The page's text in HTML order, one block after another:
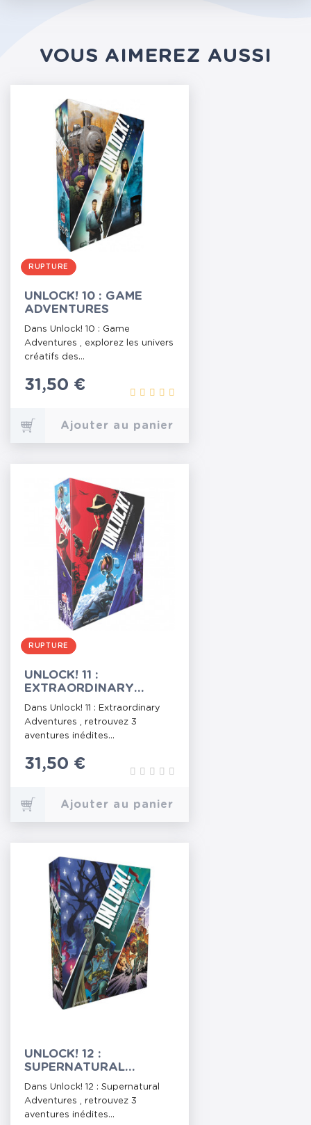
VOUS AIMEREZ AUSSI
RUPTURE
UNLOCK! 10 : GAME
ADVENTURES
Dans Unlock! 10 : Game
Adventures , explorez les univers
créatifs des...
Prix
31,50 €
Ajouter au panier
RUPTURE
UNLOCK! 11 :
EXTRAORDINARY
ADVENTURES
Dans Unlock! 11 : Extraordinary
Adventures , retrouvez 3
aventures inédites...
Prix
31,50 €
Ajouter au panier
UNLOCK! 12 :
SUPERNATURAL
ADVENTURES
Dans Unlock! 12 : Supernatural
Adventures , retrouvez 3
aventures inédites...